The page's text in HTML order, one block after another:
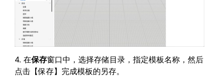
4. 在保存窗口中，选择存储目录，指定模板名称，然后
点击【保存】完成模板的另存。